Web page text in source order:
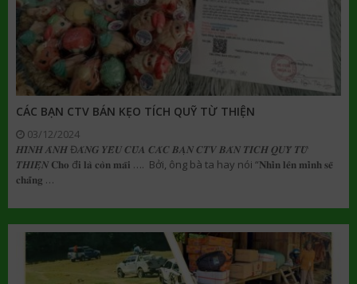
CÁC BẠN CTV BÁN KẸO TÍCH QUỸ TỪ THIỆN
03/12/2024
𝑯𝑰̀𝑵𝑯 𝑨̉𝑵𝑯 Đ𝑨́𝑵𝑮 𝒀𝑬̂𝑼 𝑪𝑼̉𝑨 𝑪𝑨́𝑪 𝑩𝑨̣𝑵 𝑪𝑻𝑽 𝑩𝑨́𝑵 𝑻𝑰́𝑪𝑯 𝑸𝑼𝒀̃ 𝑻𝑼̛̀
𝑻𝑯𝑰𝑬̣̂𝑵 𝐂𝐡𝐨 đ𝐢 𝐥𝐚̀ 𝐜𝐨̀𝐧 𝐦𝐚̃𝐢 …. Bởi, ông bà ta hay nói “𝐍𝐡𝐢̀𝐧 𝐥𝐞̂𝐧 𝐦𝐢̀𝐧𝐡 𝐬𝐞̃
𝐜𝐡𝐚̆̉𝐧𝐠 …